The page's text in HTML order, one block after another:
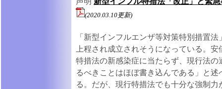
(2020.03.10更新)
「新型インフルエンザ等対策特別措置
上程され成立されそうになっている。
特措法の新感染症に当たらず、現行法
るべきことはほぼ書き込んである」と
る。だが、現行特措法でも十分な強制